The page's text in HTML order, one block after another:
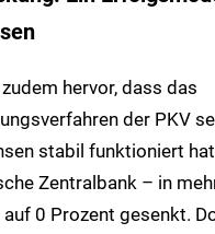
hervor, dass das
der PKV
stabil funktioniert
Zentralbank – in
0 Prozent gesenkt.